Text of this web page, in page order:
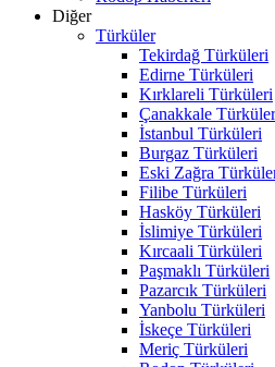
Diğer
Türküler
Tekirdağ Türküleri
Edirne Türküleri
Kırklareli Türküleri
Çanakkale
İstanbul Türküleri
Burgaz Türküleri
Eski Zağra
Filibe Türküleri
Hasköy Türküleri
İslimiye Türküleri
Kırcaali Türküleri
Paşmaklı Türküleri
Pazarcık Türküleri
Yanbolu Türküleri
İskeçe Türküleri
Meriç Türküleri